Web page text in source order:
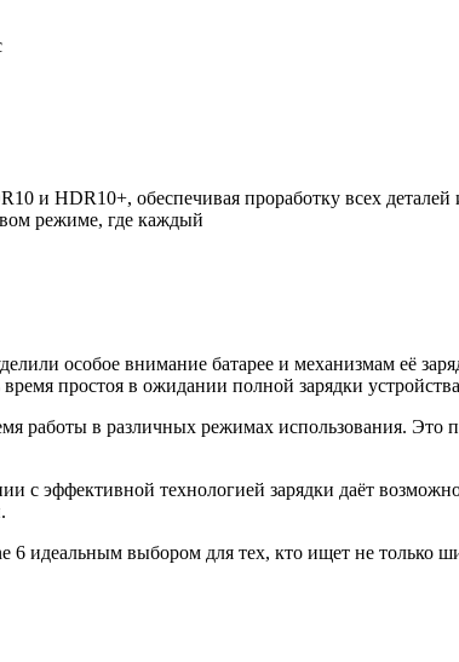
и HDR10+, обеспечивая проработку всех деталей
режиме, где каждый
особое внимание батарее и механизмам её
простоя в ожидании полной зарядки
работы в различных режимах использования. Это
с эффективной технологией зарядки даёт
6 идеальным выбором для тех, кто ищет не только